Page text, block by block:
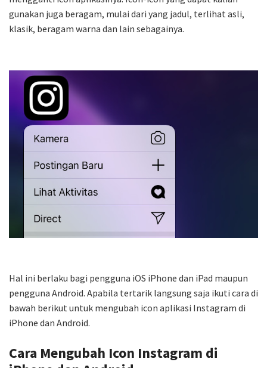
gunakan juga beragam, mulai dari yang jadul, terlihat asli,
klasik, beragam warna dan lain sebagainya.
Hal ini berlaku bagi pengguna iOS iPhone dan iPad maupun
pengguna Android. Apabila tertarik langsung saja ikuti cara di
bawah berikut untuk mengubah icon aplikasi Instagram di
iPhone dan Android.
Cara Mengubah Icon Instagram di